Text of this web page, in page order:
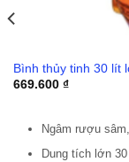
Bình thủy tinh 30 lít
669.600 ₫
Ngâm rượu
Dung tích lớn